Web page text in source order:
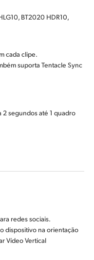
BT2020 HDR10,
cada clipe.
suporta Tentacle Sync
2 segundos até 1 quadro
redes sociais.
dispositivo na orientação
Vídeo Vertical